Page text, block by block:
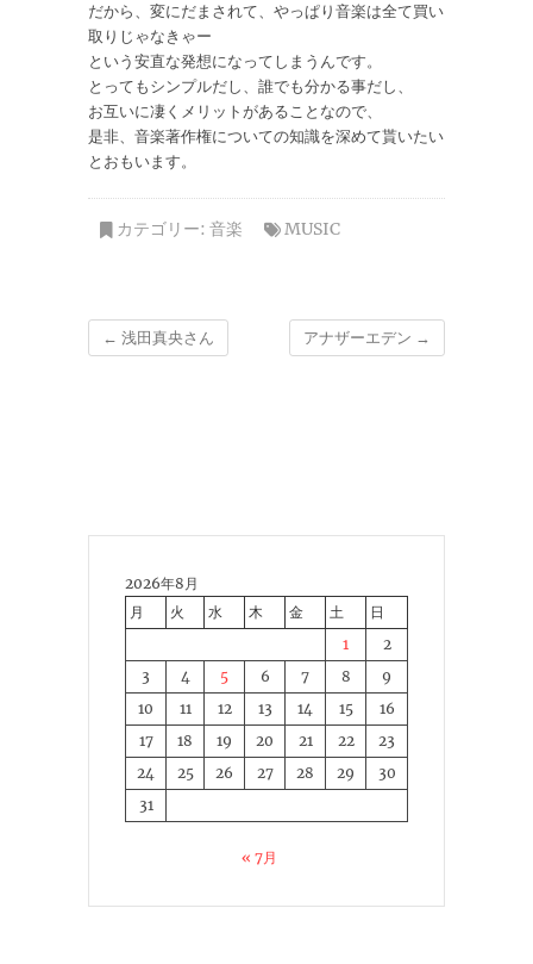
だから、変にだまされて、やっぱり音楽は全て買い
取りじゃなきゃー
という安直な発想になってしまうんです。
とってもシンプルだし、誰でも分かる事だし、
お互いに凄くメリットがあることなので、
是非、音楽著作権についての知識を深めて貰いたい
とおもいます。
カテゴリー: 音楽 MUSIC
← 浅田真央さん アナザーエデン →
2026年8月
月
火 水 木 金 土
日
1
2
3
4 5 6 7 8
9
10
11 12 13 14 15
16
17
18 19 20 21 22
23
24
25 26 27 28 29
30
31
« 7月